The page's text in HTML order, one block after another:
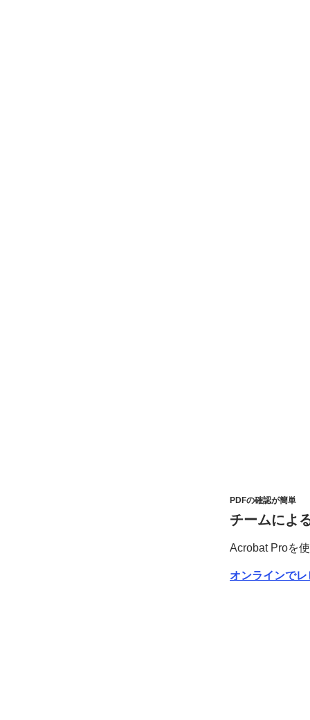
PDFの確認が簡単
チームによ
Acrobat Proを
オンラインでレ